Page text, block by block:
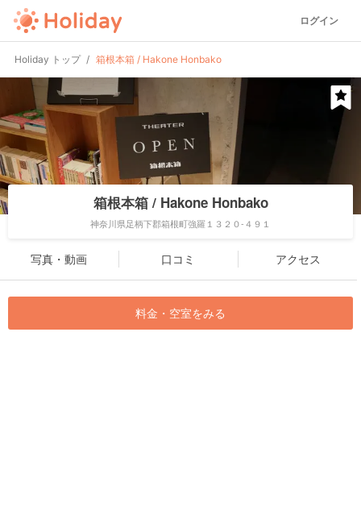
ログイン
Holiday トップ 箱根本箱 / Hakone Honbako
箱根本箱 / Hakone Honbako
神奈川県足柄下郡箱根町強羅１３２０-４９１
写真・動画 口コミ アクセス
料金・空室をみる